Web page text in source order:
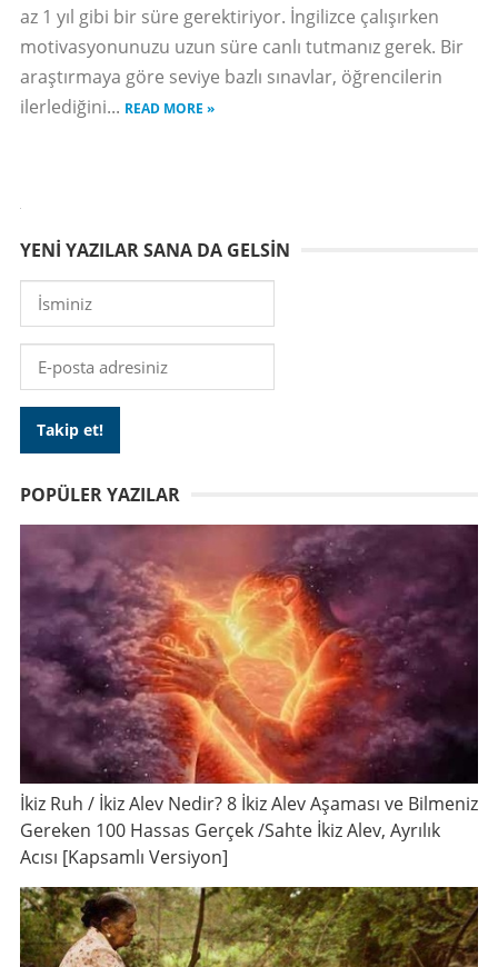
az 1 yıl gibi bir süre gerektiriyor. İngilizce çalışırken
motivasyonunuzu uzun süre canlı tutmanız gerek. Bir
araştırmaya göre seviye bazlı sınavlar, öğrencilerin
ilerlediğini... READ MORE »
YENI YAZILAR SANA DA GELSIN
POPÜLER YAZILAR
İkiz Ruh / İkiz Alev Nedir? 8 İkiz Alev Aşaması ve Bilmeniz
Gereken 100 Hassas Gerçek /Sahte İkiz Alev, Ayrılık
Acısı [Kapsamlı Versiyon]